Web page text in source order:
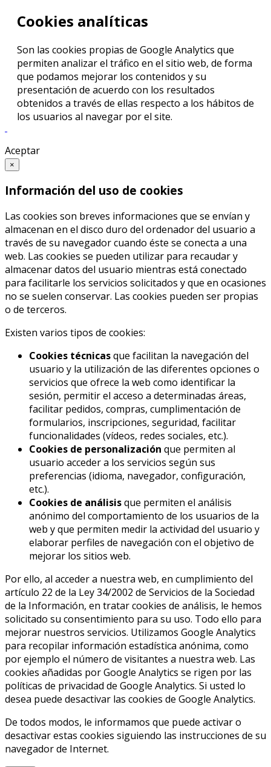
Cookies analíticas
Son las cookies propias de Google Analytics que
permiten analizar el tráfico en el sitio web, de forma
que podamos mejorar los contenidos y su
presentación de acuerdo con los resultados
obtenidos a través de ellas respecto a los hábitos de
los usuarios al navegar por el site.
Aceptar
×
Información del uso de cookies
Las cookies son breves informaciones que se envían y
almacenan en el disco duro del ordenador del usuario a
través de su navegador cuando éste se conecta a una
web. Las cookies se pueden utilizar para recaudar y
almacenar datos del usuario mientras está conectado
para facilitarle los servicios solicitados y que en ocasiones
no se suelen conservar. Las cookies pueden ser propias
o de terceros.
Existen varios tipos de cookies:
Cookies técnicasque facilitan la navegación del
usuario y la utilización de las diferentes opciones o
servicios que ofrece la web como identificar la
sesión, permitir el acceso a determinadas áreas,
facilitar pedidos, compras, cumplimentación de
formularios, inscripciones, seguridad, facilitar
funcionalidades (vídeos, redes sociales, etc.).
Cookies de personalización que permiten al
usuario acceder a los servicios según sus
preferencias (idioma, navegador, configuración,
etc.).
Cookies de análisisque permiten el análisis
anónimo del comportamiento de los usuarios de la
web y que permiten medir la actividad del usuario y
elaborar perfiles de navegación con el objetivo de
mejorar los sitios web.
Por ello, al acceder a nuestra web, en cumplimiento del
artículo 22 de la Ley 34/2002 de Servicios de la Sociedad
de la Información, en tratar cookies de análisis, le hemos
solicitado su consentimiento para su uso. Todo ello para
mejorar nuestros servicios. Utilizamos Google Analytics
para recopilar información estadística anónima, como
por ejemplo el número de visitantes a nuestra web. Las
cookies añadidas por Google Analytics se rigen por las
políticas de privacidad de Google Analytics. Si usted lo
desea puede desactivar las cookies de Google Analytics.
De todos modos, le informamos que puede activar o
desactivar estas cookies siguiendo las instrucciones de su
navegador de Internet.